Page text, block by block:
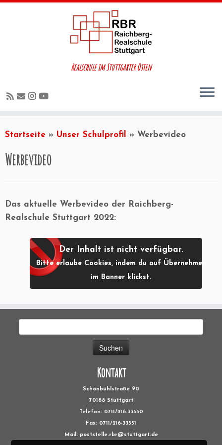
Realschule im Stuttgarter Osten
Startseite » Unser Schulprofil » Werbevideo
Werbevideo
Das aktuelle Werbevideo der Raichberg-
Realschule Stuttgart 2022:
Der Inhalt ist nicht verfügbar.
Bitte erlaube Cookies, indem du auf Übernehmen
im Banner klickst.
Kontakt
Schönbühlstraße 90
70188 Stuttgart
Telefon: 0711/216-33550
Fax: 0711/216-33551
Mail: poststelle.rbr@stuttgart.de